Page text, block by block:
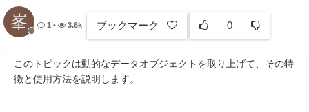
峯 1 • 3.6k ブックマーク 0
このトピックは動的なデータオブジェクトを取り上げて、その特
徴と使用方法を説明します。